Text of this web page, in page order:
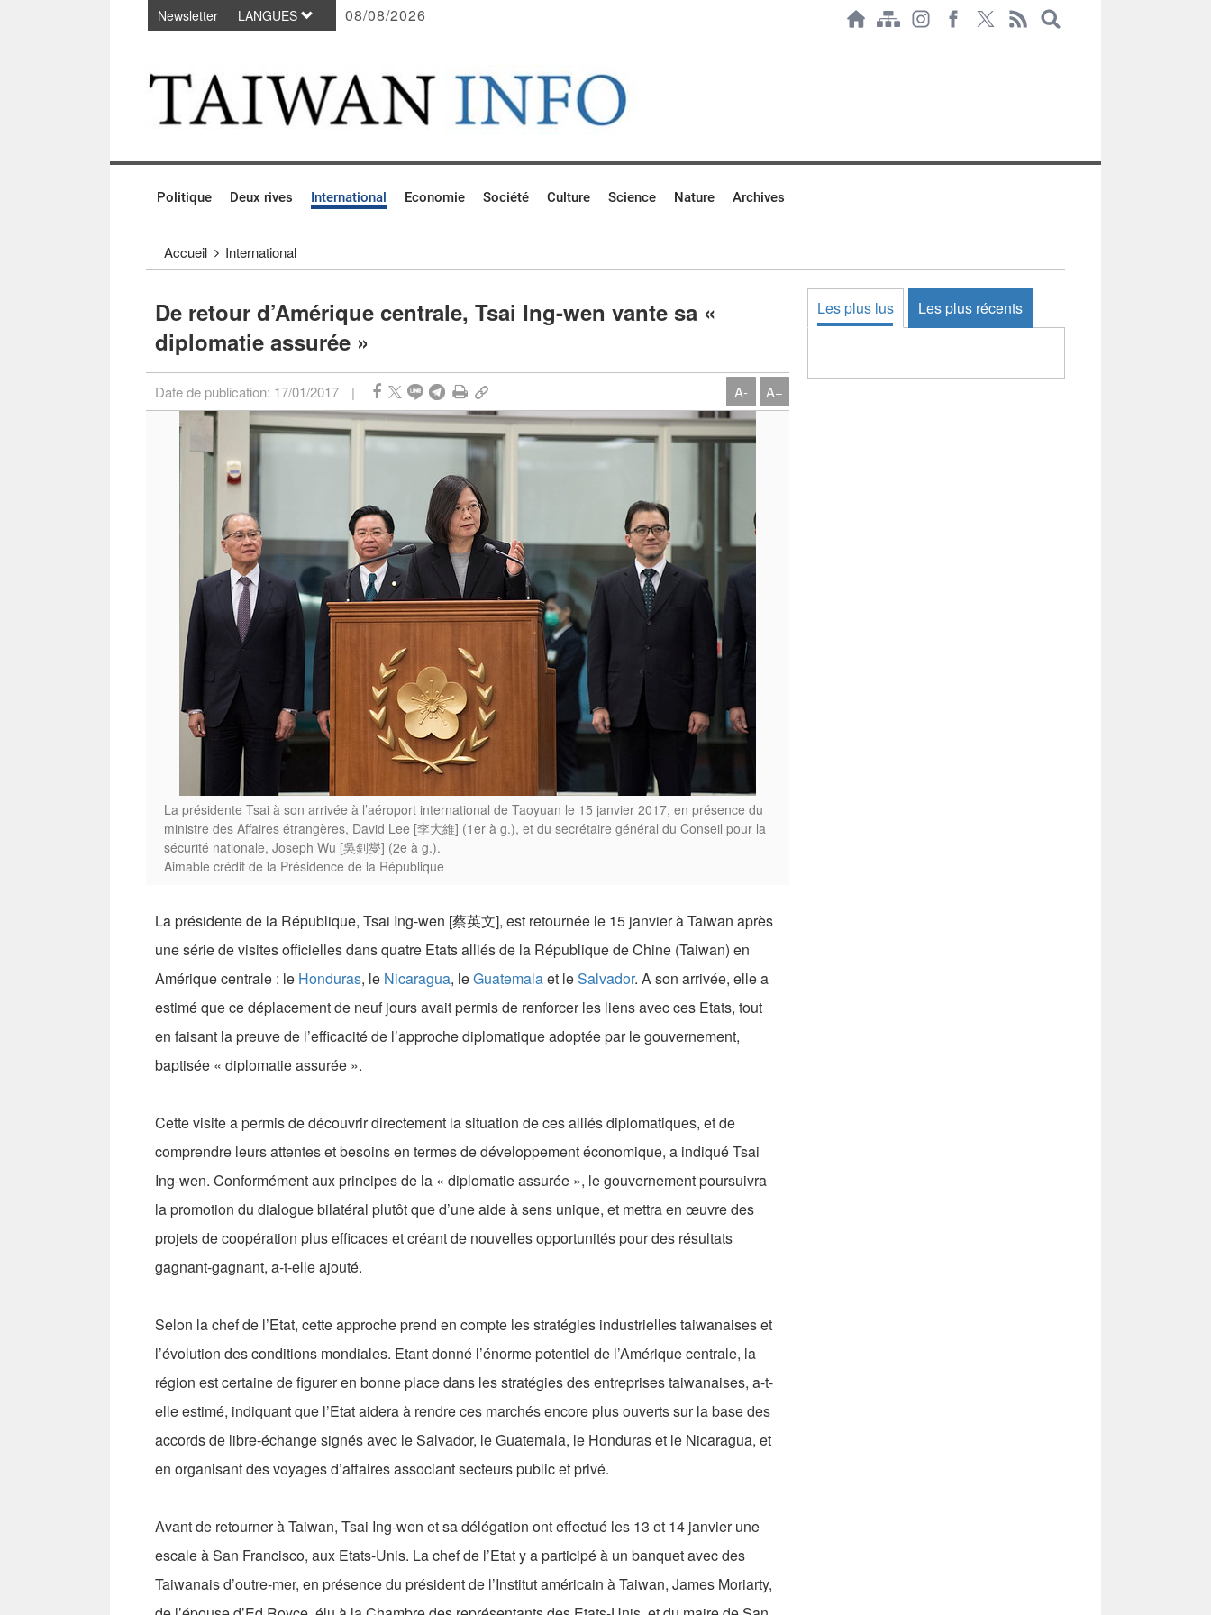
Passer au contenu principal
Newsletter LANGUES 08/08/2026
Politique Deux rives International Economie Société Culture Science Nature Archives
Accueil International
De retour d’Amérique centrale, Tsai Ing-wen vante sa «
diplomatie assurée »
Date de publication: 17/01/2017 | A- A+
La présidente Tsai à son arrivée à l’aéroport international de Taoyuan le 15 janvier 2017, en présence du
ministre des Affaires étrangères, David Lee [李大維] (1er à g.), et du secrétaire général du Conseil pour la
sécurité nationale, Joseph Wu [吳釗燮] (2e à g.).
Aimable crédit de la Présidence de la République
La présidente de la République, Tsai Ing-wen [蔡英文], est retournée le 15 janvier à Taiwan après
une série de visites officielles dans quatre Etats alliés de la République de Chine (Taiwan) en
Amérique centrale : le Honduras, le Nicaragua, leGuatemalaet leSalvador. A son arrivée, elle a
estimé que ce déplacement de neuf jours avait permis de renforcer les liens avec ces Etats, tout
en faisant la preuve de l’efficacité de l’approche diplomatique adoptée par le gouvernement,
baptisée « diplomatie assurée ».
Cette visite a permis de découvrir directement la situation de ces alliés diplomatiques, et de
comprendre leurs attentes et besoins en termes de développement économique, a indiqué Tsai
Ing-wen. Conformément aux principes de la « diplomatie assurée », le gouvernement poursuivra
la promotion du dialogue bilatéral plutôt que d’une aide à sens unique, et mettra en œuvre des
projets de coopération plus efficaces et créant de nouvelles opportunités pour des résultats
gagnant-gagnant, a-t-elle ajouté.
Selon la chef de l’Etat, cette approche prend en compte les stratégies industrielles taiwanaises et
l’évolution des conditions mondiales. Etant donné l’énorme potentiel de l’Amérique centrale, la
région est certaine de figurer en bonne place dans les stratégies des entreprises taiwanaises, a-t-
elle estimé, indiquant que l’Etat aidera à rendre ces marchés encore plus ouverts sur la base des
accords de libre-échange signés avec le Salvador, le Guatemala, le Honduras et le Nicaragua, et
en organisant des voyages d’affaires associant secteurs public et privé.
Avant de retourner à Taiwan, Tsai Ing-wen et sa délégation ont effectué les 13 et 14 janvier une
escale à San Francisco, aux Etats-Unis. La chef de l’Etat y a participé à un banquet avec des
Taiwanais d’outre-mer, en présence du président de l’Institut américain à Taiwan, James Moriarty,
Les plus lus Les plus récents